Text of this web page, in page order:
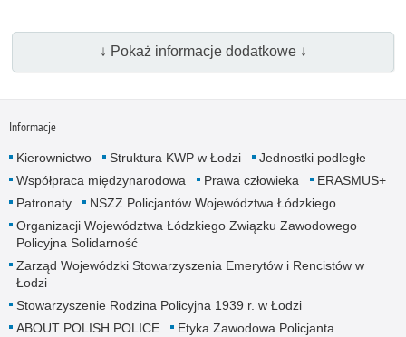
↓ Pokaż informacje dodatkowe ↓
Informacje
Kierownictwo Struktura KWP w Łodzi
Jednostki podległe
Współpraca międzynarodowa
Prawa człowieka
ERASMUS+
Patronaty
NSZZ Policjantów Województwa Łódzkiego
Organizacji Województwa Łódzkiego Związku Zawodowego
Policyjna Solidarność
Zarząd Wojewódzki Stowarzyszenia Emerytów i Rencistów w
Łodzi
Stowarzyszenie Rodzina Policyjna 1939 r. w Łodzi
ABOUT POLISH POLICE
Etyka Zawodowa Policjanta